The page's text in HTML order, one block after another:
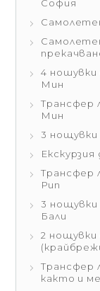
София
4 ношувки
Мин
Мин
3 нощувки
Рип
3 нощувки
Бали
2 нощувки
Трансфер
както и